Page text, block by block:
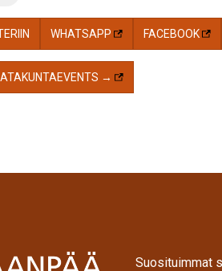
WHATSAPP FACEBOOK
→
Suosituimmat